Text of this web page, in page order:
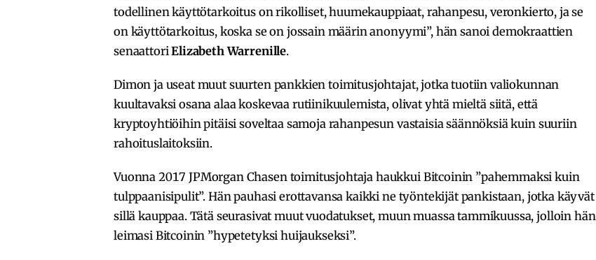
todellinen käyttötarkoitus on rikolliset, huumekauppiaat, rahanpesu, veronkierto, ja se
on käyttötarkoitus, koska se on jossain määrin anonyymi”, hän sanoi demokraattien
senaattoriElizabeth Warrenille.
Dimon ja useat muut suurten pankkien toimitusjohtajat, jotka tuotiin valiokunnan
kuultavaksi osana alaa koskevaa rutiinikuulemista, olivat yhtä mieltä siitä, että
kryptoyhtiöihin pitäisi soveltaa samoja rahanpesun vastaisia säännöksiä kuin suuriin
rahoituslaitoksiin.
Vuonna 2017 JPMorgan Chasen toimitusjohtaja haukkui Bitcoinin ”pahemmaksi kuin
tulppaanisipulit”. Hän pauhasi erottavansa kaikki ne työntekijät pankistaan, jotka käyvät
sillä kauppaa. Tätä seurasivat muut vuodatukset, muun muassa tammikuussa, jolloin hän
leimasi Bitcoinin ”hypetetyksi huijaukseksi”.